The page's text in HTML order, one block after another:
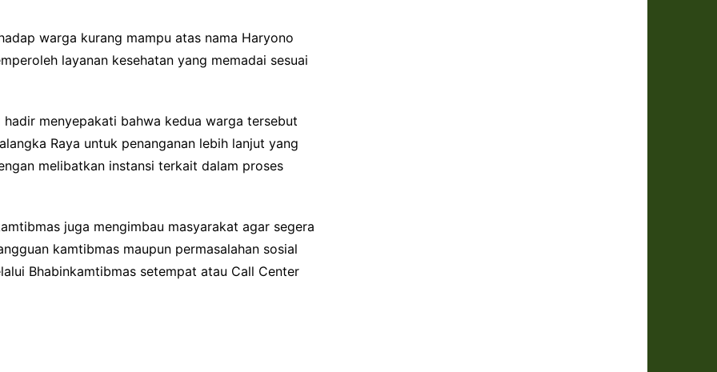
warga kurang mampu atas nama Haryono
layanan kesehatan yang memadai sesuai
menyepakati bahwa kedua warga tersebut
Raya untuk penanganan lebih lanjut yang
melibatkan instansi terkait dalam proses
juga mengimbau masyarakat agar segera
kamtibmas maupun permasalahan sosial
Bhabinkamtibmas setempat atau Call Center